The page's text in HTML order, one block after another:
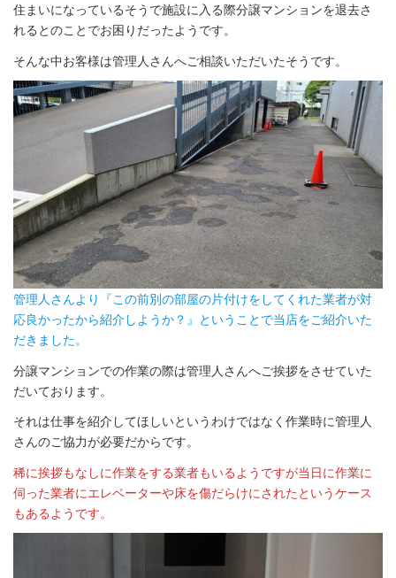
住まいになっているそうで施設に入る際分譲マンションを退去さ
れるとのことでお困りだったようです。
そんな中お客様は管理人さんへご相談いただいたそうです。
管理人さんより『この前別の部屋の片付けをしてくれた業者が対
応良かったから紹介しようか？』ということで当店をご紹介いた
だきました。
分譲マンションでの作業の際は管理人さんへご挨拶をさせていた
だいております。
それは仕事を紹介してほしいというわけではなく作業時に管理人
さんのご協力が必要だからです。
稀に挨拶もなしに作業をする業者もいるようですが当日に作業に
伺った業者にエレベーターや床を傷だらけにされたというケース
もあるようです。